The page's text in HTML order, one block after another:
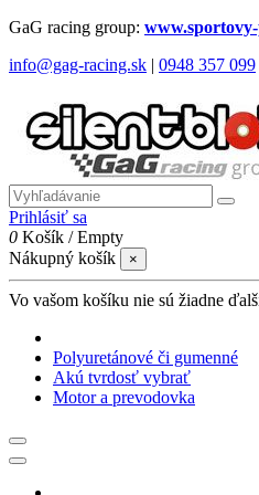
GaG racing group:
info@gag-racing.sk | 0948 357 099
Prihlásiť sa
0 Košík /Empty
Nákupný košík
×
Vo vašom košíku nie sú žiadne
Polyuretánové či gumenné
Akú tvrdosť vybrať
Motor a prevodovka